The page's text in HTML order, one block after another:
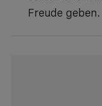
Freude geben.